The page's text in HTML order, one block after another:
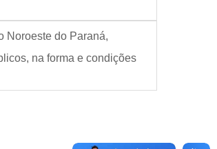
Noroeste do Paraná,
na forma e condições